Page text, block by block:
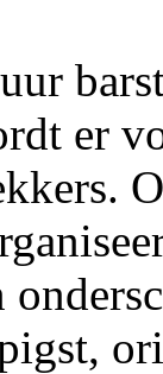
er